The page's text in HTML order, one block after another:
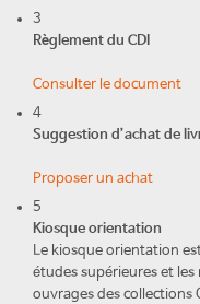
3
Règlement du CDI
Consulter le document
4
Suggestion d’achat de
Proposer un achat
5
Kiosque orientation
Le kiosque orientation
études supérieures et
ouvrages des collections